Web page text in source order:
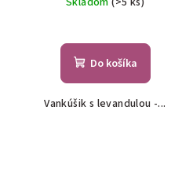
Do košíka
Vankúšik s levandulou -...